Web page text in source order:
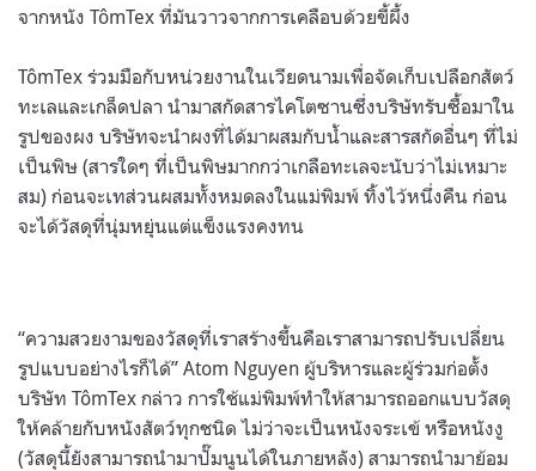
จากหนัง TômTex ที่มันวาวจากการเคลือบด้วยขี้ผึ้ง
TômTex ร่วมมือกับหน่วยงานในเวียดนามเพื่อจัดเก็บเปลือกสัตว์
ทะเลและเกล็ดปลา นำมาสกัดสารไคโตซานซึ่งบริษัทรับซื้อมาใน
รูปของผง บริษัทจะนำผงที่ได้มาผสมกับน้ำและสารสกัดอื่นๆ ที่ไม่
เป็นพิษ (สารใดๆ ที่เป็นพิษมากกว่าเกลือทะเลจะนับว่าไม่เหมาะ
สม) ก่อนจะเทส่วนผสมทั้งหมดลงในแม่พิมพ์ ทิ้งไว้หนึ่งคืน ก่อน
จะได้วัสดุที่นุ่มหยุ่นแต่แข็งแรงคงทน
“ความสวยงามของวัสดุที่เราสร้างขึ้นคือเราสามารถปรับเปลี่ยน
รูปแบบอย่างไรก็ได้” Atom Nguyen ผู้บริหารและผู้ร่วมก่อตั้ง
บริษัท TômTex กล่าว การใช้แม่พิมพ์ทำให้สามารถออกแบบวัสดุ
ให้คล้ายกับหนังสัตว์ทุกชนิด ไม่ว่าจะเป็นหนังจระเข้ หรือหนังงู
(วัสดุนี้ยังสามารถนำมาปั๊มนูนได้ในภายหลัง) สามารถนำมาย้อม